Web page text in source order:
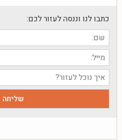
כתבו לנו וננסה לעזור לכם: